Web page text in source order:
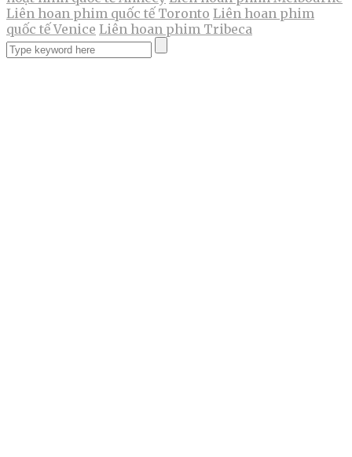
Liên hoan phim quốc tế Toronto Liên hoan phim
quốc tế Venice Liên hoan phim Tribeca